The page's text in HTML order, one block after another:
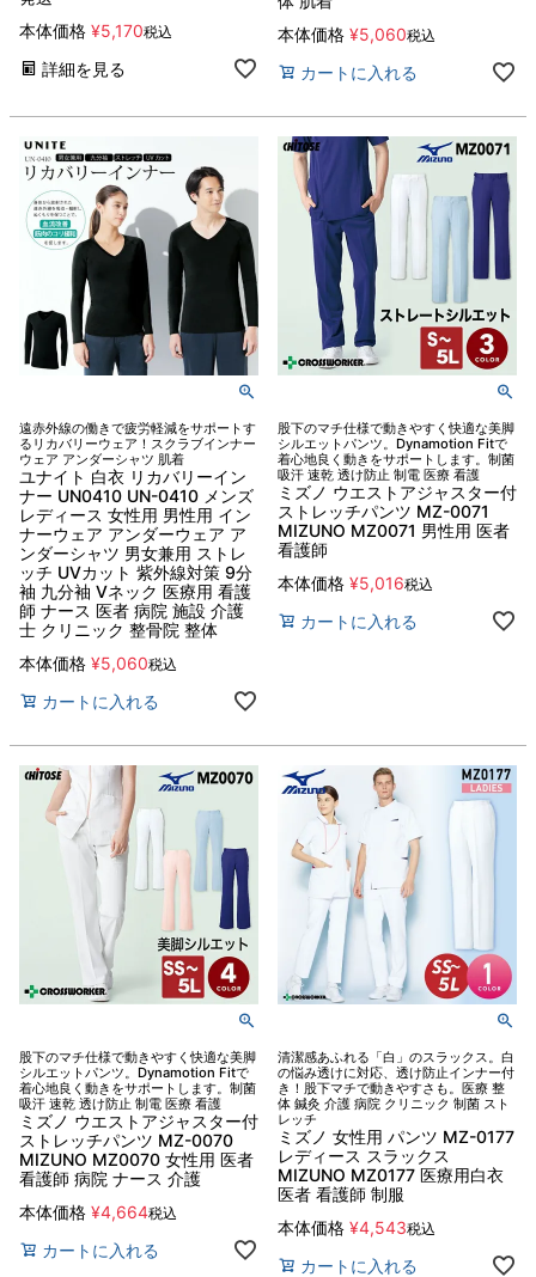
本体価格 ¥5,170税込
詳細を見る
本体価格 ¥5,060税込
カートに入れる
遠赤外線の働きで疲労軽減をサポートす
るリカバリーウェア！スクラブインナー
ウェア アンダーシャツ 肌着
ユナイト 白衣 リカバリーイン
ナー UN0410 UN-0410 メンズ
レディース 女性用 男性用 イン
ナーウェア アンダーウェア ア
ンダーシャツ 男女兼用 ストレ
ッチ UVカット 紫外線対策 9分
袖 九分袖 Vネック 医療用 看護
師 ナース 医者 病院 施設 介護
士 クリニック 整骨院 整体
本体価格 ¥5,060税込
カートに入れる
股下のマチ仕様で動きやすく快適な美脚
シルエットパンツ。Dynamotion Fitで
着心地良く動きをサポートします。制菌
吸汗 速乾 透け防止 制電 医療 看護
ミズノ ウエストアジャスター付
ストレッチパンツ MZ-0071
MIZUNO MZ0071 男性用 医者
看護師
本体価格 ¥5,016税込
カートに入れる
股下のマチ仕様で動きやすく快適な美脚
シルエットパンツ。Dynamotion Fitで
着心地良く動きをサポートします。制菌
吸汗 速乾 透け防止 制電 医療 看護
ミズノ ウエストアジャスター付
ストレッチパンツ MZ-0070
MIZUNO MZ0070 女性用 医者
看護師 病院 ナース 介護
本体価格 ¥4,664税込
カートに入れる
清潔感あふれる「白」のスラックス。白
の悩み透けに対応、透け防止インナー付
き！股下マチで動きやすさも。医療 整
体 鍼灸 介護 病院 クリニック 制菌 スト
レッチ
ミズノ 女性用 パンツ MZ-0177
レディース スラックス
MIZUNO MZ0177 医療用白衣
医者 看護師 制服
本体価格 ¥4,543税込
カートに入れる